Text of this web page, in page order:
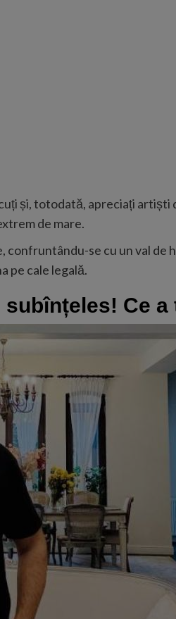
și, totodată, apreciați artiști
de mare.
se cu un val de
pe cale legală.
Ce